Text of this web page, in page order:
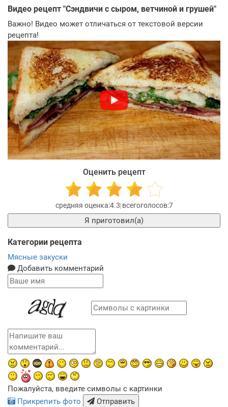
Видео рецепт "Сэндвичи с сыром, ветчиной и грушей"
Важно! Видео может отличаться от текстовой версии
рецепта!
Оценить рецепт
4.3 7
Я приготовил(а)
Категории рецепта
Мясные закуски
Добавить комментарий
Пожалуйста, введите символы с картинки
Прикрепить фото
Отправить